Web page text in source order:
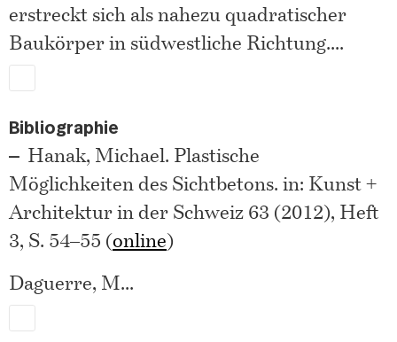
erstreckt sich als nahezu quadratischer
Baukörper in südwestliche Richtung....
Bibliographie
Hanak, Michael. Plastische
Möglichkeiten des Sichtbetons. in: Kunst +
Architektur in der Schweiz 63 (2012), Heft
3, S. 54–55 (online)
Daguerre, M...